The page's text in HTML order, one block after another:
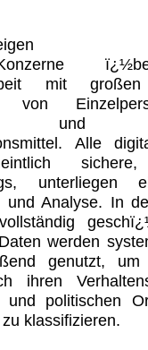
mit
von
und
Alle
sichere,
unterliegen
und Analyse. In
werden
genutzt, um
ihren
und politischen
klassifizieren.